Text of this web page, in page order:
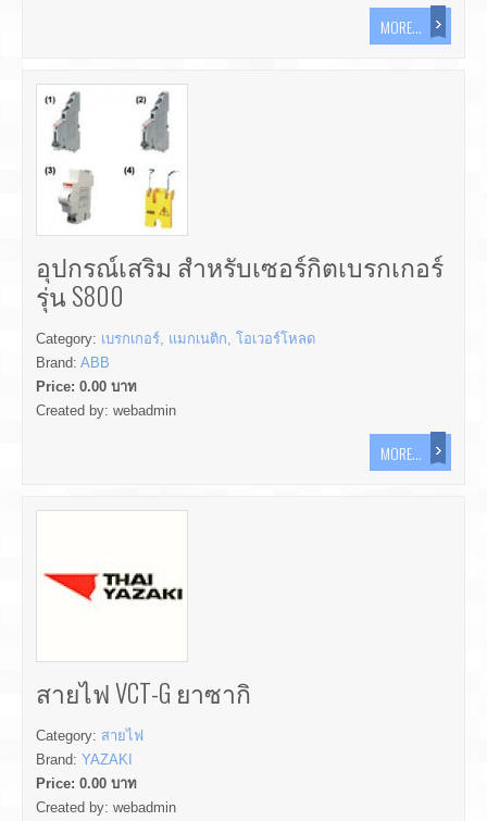
MORE...
อุปกรณ์เสริม สำหรับเซอร์กิตเบรกเกอร์
รุ่น S800
Category: เบรกเกอร์, แมกเนติก, โอเวอร์โหลด
Brand: ABB
Price: 0.00 บาท
Created by: webadmin
MORE...
สายไฟ VCT-G ยาซากิ
Category: สายไฟ
Brand: YAZAKI
Price: 0.00 บาท
Created by: webadmin